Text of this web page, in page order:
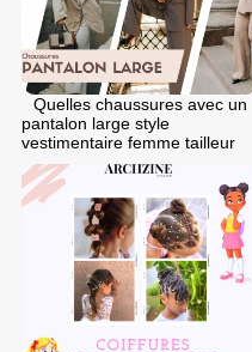
Quelles chaussures avec un
pantalon large style
vestimentaire femme tailleur